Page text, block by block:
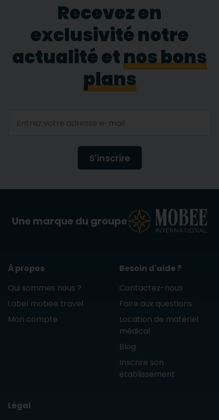
Recevez en
exclusivité notre
actualité etnos bons
plans
S'inscrire
Une marque du groupe
À propos
Qui sommes nous ?
Label mobee travel
Mon compte
Besoin d'aide ?
Contactez-nous
Foire aux questions
Location de matériel
médical
Blog
Inscrire son
établissement
Légal